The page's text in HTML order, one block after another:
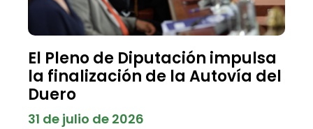
El Pleno de Diputación impulsa
la finalización de la Autovía del
Duero
31 de julio de 2026